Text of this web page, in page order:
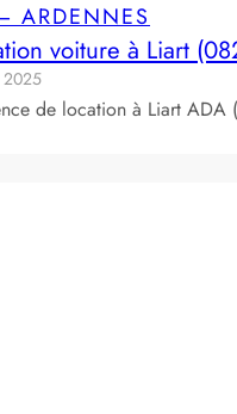
ARDENNES
voiture à Liart
2025
de location à Liart ADA